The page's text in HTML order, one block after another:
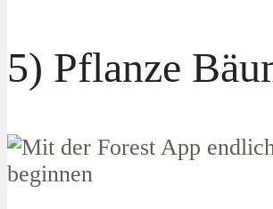
5) Pflanze